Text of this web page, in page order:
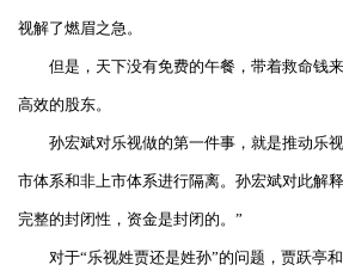
视解了燃眉之急。
但是，天下没有免费的午餐，带着救命钱来
高效的股东。
孙宏斌对乐视做的第一件事，就是推动乐视
市体系和非上市体系进行隔离。孙宏斌对此解
完整的封闭性，资金是封闭的。”
对于“乐视姓贾还是姓孙”的问题，贾跃亭和